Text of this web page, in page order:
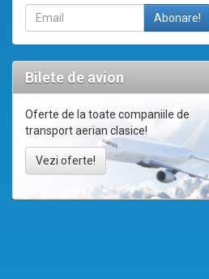
Bilete de avion
Oferte de la toate companiile de
transport aerian clasice!
Vezi oferte!